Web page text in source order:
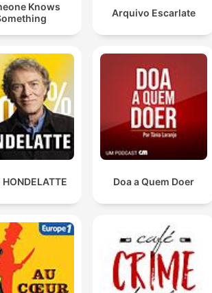
Knows
Arquivo Escarlate
Doa a Quem Doer